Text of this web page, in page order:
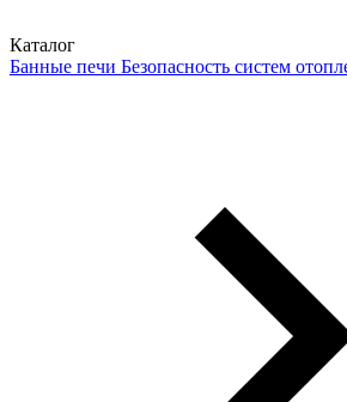
Каталог
Банные печи Безопасность систем